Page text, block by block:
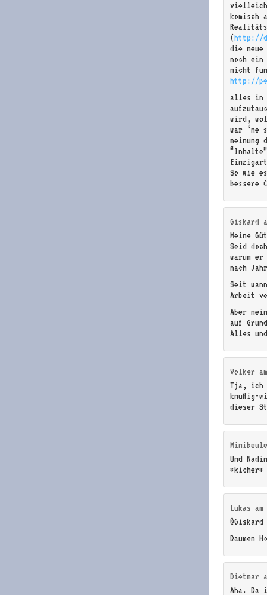
komisch
(http://
die
noch ein
nicht
http://
alles in
wird,
war ‘ne
So wie
bessere
Giskard
Meine
Seid
warum
nach
Seit
Arbeit
Aber
auf
Alles
Volker
Tja, ich
knuffig-
dieser
Minibeule
Und
*kicher*
Lukas am
@Giskard
Daumen
Dietmar
Aha. Da